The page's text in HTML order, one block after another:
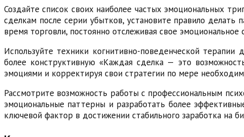
Создайте список своих наиболее частых эмоциональных
сделкам после серии убытков, установите правило
время торговли, постоянно отслеживая свое эмоциональное
Используйте техники когнитивно-поведенческой
более конструктивную «Каждая сделка — это
эмоциями и корректируя свои стратегии по мере
Рассмотрите возможность работы с профессиональным
эмоциональные паттерны и разработать более
ключевой фактор в достижении стабильного заработка на